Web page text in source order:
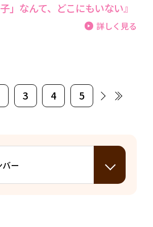
」なんて、どこにもいない』
詳しく見る
3 4 5